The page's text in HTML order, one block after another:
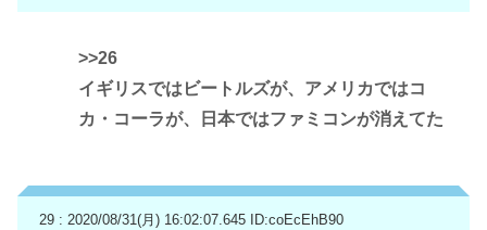
>>26
イギリスではビートルズが、アメリカではコ
カ・コーラが、日本ではファミコンが消えてた
29 : 2020/08/31(月) 16:02:07.645 ID:coEcEhB90